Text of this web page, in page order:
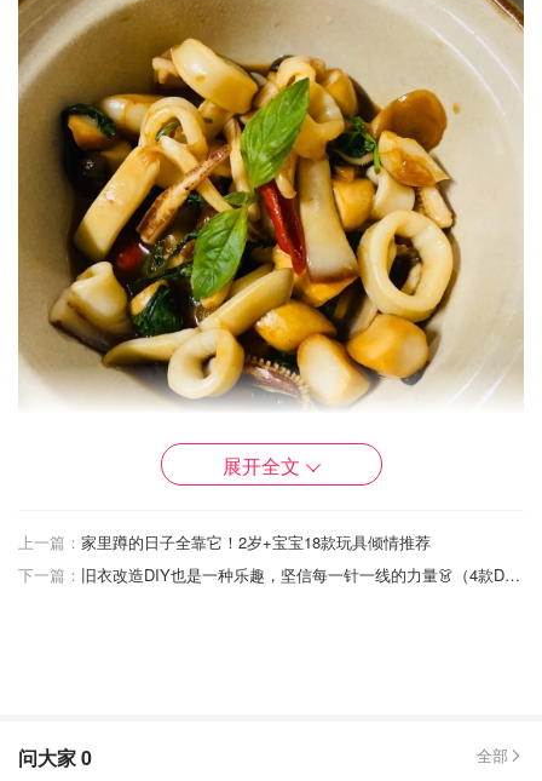
🔎很多宝宝（其实是我自己）总是心里疑惑“中卷”和章鱼什
展开全文
上一篇： 家里蹲的日子全靠它！2岁+宝宝18款玩具倾情推荐
下一篇：
旧衣改造DIY也是一种乐趣，坚信每一针一线的力量👗（4款DIY教程）
问大家0 全部